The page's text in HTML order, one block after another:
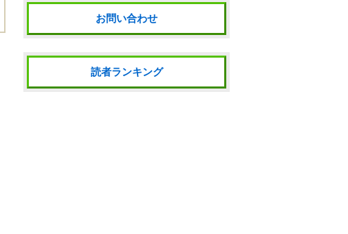
お問い合わせ
読者ランキング